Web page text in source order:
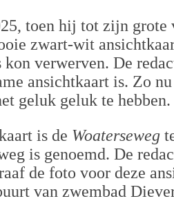
toen hij tot zijn grote
zwart-wit
kon verwerven. De
ansichtkaart is. Zo
geluk geluk te hebben.
is de Woaterseweg
is genoemd. De
de foto voor deze
van zwembad